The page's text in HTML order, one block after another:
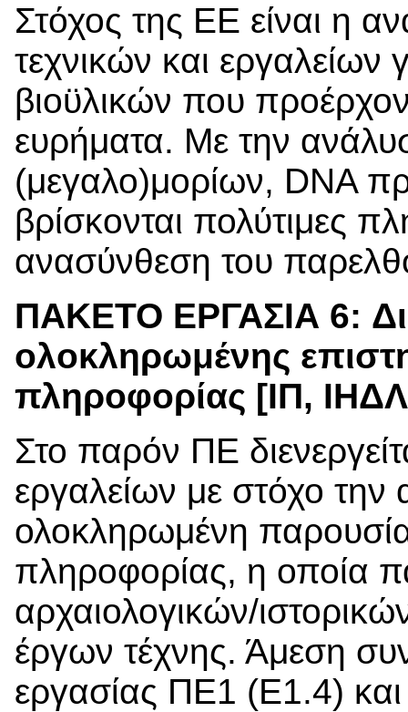
Στόχος της ΕΕ είναι η
τεχνικών και
βιοϋλικών που
ευρήματα. Με την
(μεγαλο)μορίων, DNA
βρίσκονται πολύτιμες
ανασύνθεση του
ΠΑΚΕΤΟ ΕΡΓΑΣΙΑ 6:
ολοκληρωμένης
πληροφορίας [ΙΠ,
Στο παρόν ΠΕ
εργαλείων με στόχο την
ολοκληρωμένη
πληροφορίας, η οποία
αρχαιολογικών/
έργων τέχνης. Άμεση
εργασίας ΠΕ1 (Ε1.4)